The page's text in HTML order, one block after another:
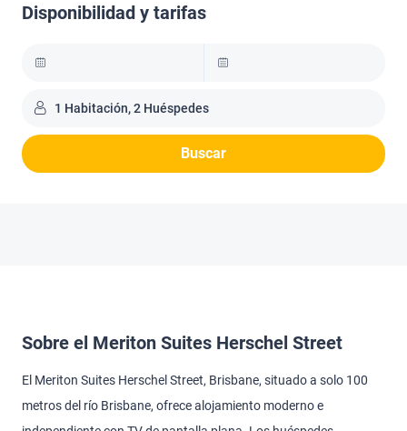
Disponibilidad y tarifas
1 Habitación, 2 Huéspedes
Buscar
Sobre el Meriton Suites Herschel Street
El Meriton Suites Herschel Street, Brisbane, situado a solo 100
metros del río Brisbane, ofrece alojamiento moderno e